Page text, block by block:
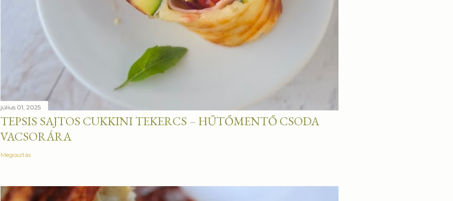
július 01, 2025
TEPSIS SAJTOS CUKKINI TEKERCS – HŰTŐMENTŐ CSODA
VACSORÁRA
Megosztás